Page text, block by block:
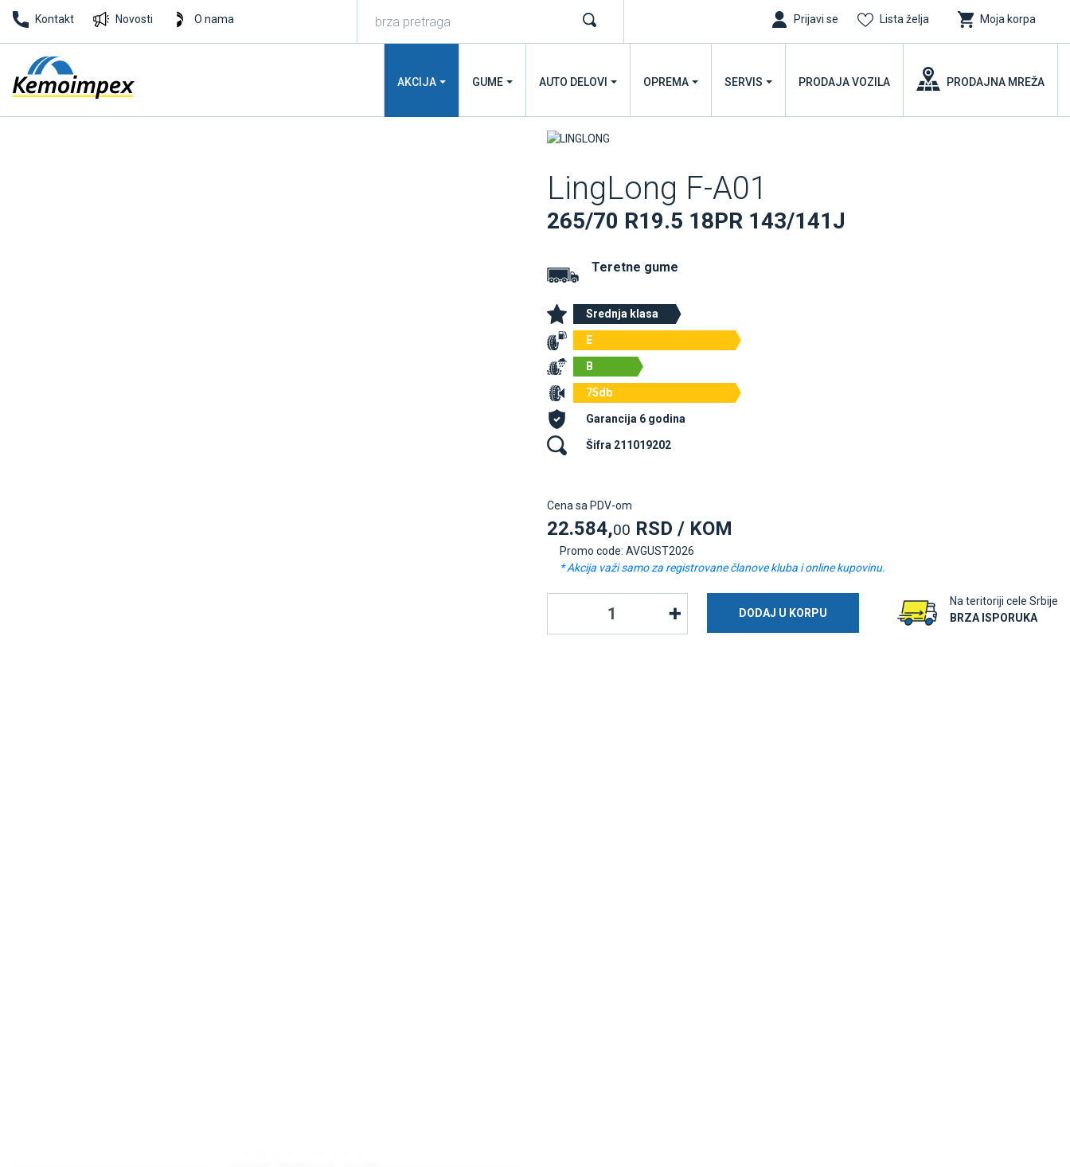
Kontakt Novosti O nama Prijavi se Lista želja Moja korpa
AKCIJA GUME AUTO DELOVI OPREMA SERVIS PRODAJA VOZILA PRODAJNA MREŽA
LingLong F-A01
265/70 R19.5 18PR 143/141J
Teretne gume
Srednja klasa
E
B
75db
Garancija 6 godina
Šifra 211019202
Cena sa PDV-om
22.584,00 RSD / KOM
Promo code: AVGUST2026
* Akcija važi samo za registrovane članove kluba i online kupovinu.
DODAJ U KORPU
Na teritoriji cele Srbije
BRZA ISPORUKA